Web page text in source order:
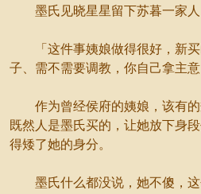
墨氏见晓星星留下苏暮一家人
「这件事姨娘做得很好，新买
子、需不需要调教，你自己拿主意
作为曾经侯府的姨娘，该有的
既然人是墨氏买的，让她放下身
得矮了她的身分。
墨氏什么都没说，她不傻，这